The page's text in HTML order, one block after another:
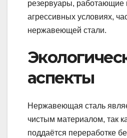
резервуары, работающие
агрессивных условиях,
нержавеющей стали.
аспекты
Нержавеющая сталь
чистым материалом, так
поддаётся переработке